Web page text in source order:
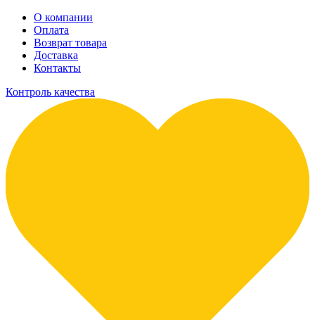
О компании
Оплата
Возврат товара
Доставка
Контакты
Контроль качества